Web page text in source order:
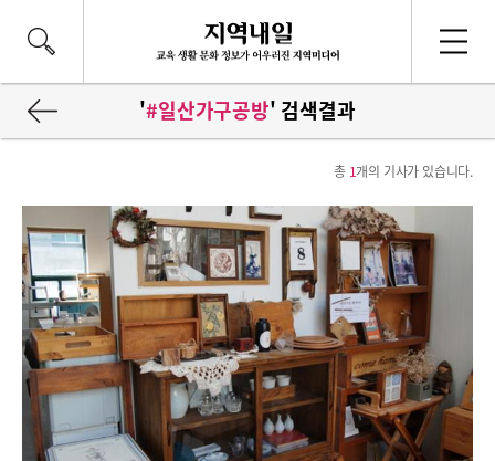
'#일산가구공방' 검색결과
총 1개의 기사가 있습니다.